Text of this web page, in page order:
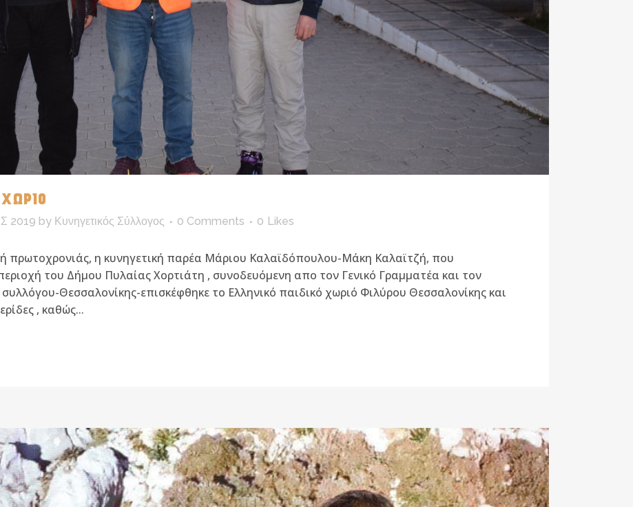
2019 by Κυνηγετικός Σύλλογος 0 Comments 0 Likes
πρωτοχρονιάς, η κυνηγετική παρέα Μάριου Καλαϊδόπουλου-Μάκη Καλαϊτζή, που
του Δήμου Πυλαίας Χορτιάτη , συνοδευόμενη απο τον Γενικό Γραμματέα και τον
Θεσσαλονίκης-επισκέφθηκε το Ελληνικό παιδικό χωριό Φιλύρου Θεσσαλονίκης και
, καθώς...